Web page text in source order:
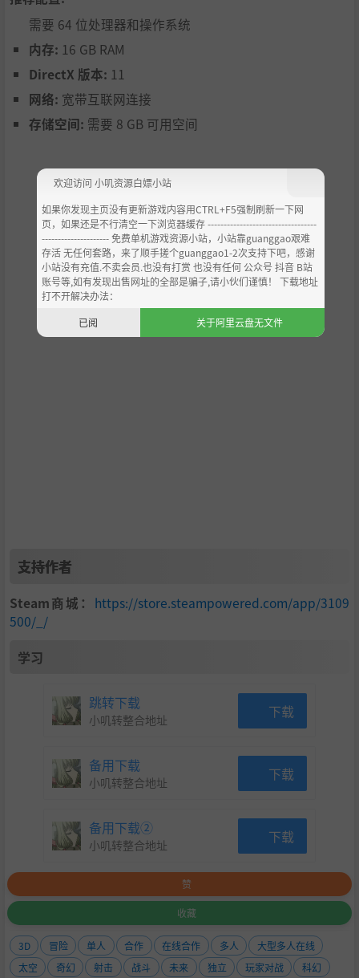
需要 64 位处理器和操作系统
内存: 16 GB RAM
DirectX 版本: 11
网络: 宽带互联网连接
存储空间: 需要 8 GB 可用空间
支持作者
Steam商城： https://store.steampowered.com/app/3109
500/_/
学习
跳转下载
小叽转整合地址 下载
备用下载
小叽转整合地址 下载
备用下载②
小叽转整合地址 下载
赞
收藏
3D 冒险 单人 合作 在线合作 多人
大型多人在线
太空
奇幻 射击 战斗 未来 独立 玩家对战
科幻
欢迎访问 小叽资源白嫖小站
如果你发现主页没有更新游戏内容用CTRL+F5强制刷新一下网
页，如果还是不行清空一下浏览器缓存 ----------------------------------
--------------------- 免费单机游戏资源小站，小站靠guanggao艰难
存活 无任何套路，来了顺手搓个guanggao1-2次支持下吧，感谢
小站没有充值.不卖会员.也没有打赏 也没有任何 公众号 抖音 B站
账号等,如有发现出售网址的全部是骗子,请小伙们谨慎！ 下载地址
打不开解决办法：
已阅
关于阿里云盘无文件